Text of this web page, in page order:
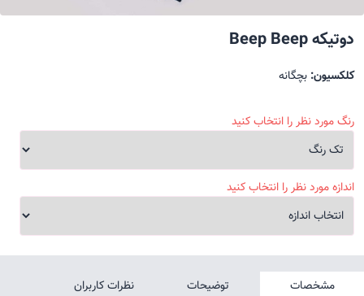
دوتیکه Beep Beep
کلکسیون: بچگانه
رنگ مورد نظر را انتخاب کنید
اندازه مورد نظر را انتخاب کنید
مشخصات توضیحات نظرات کاربران